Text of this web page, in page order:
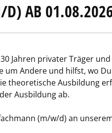
D) AB
Jahren privater Träger
Andere und hilfst, wo
theoretische Ausbildung
Ausbildung ab.
(m/w/d) an